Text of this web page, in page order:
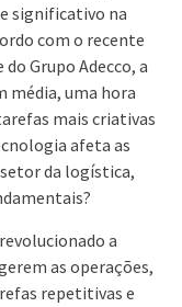
significativo na
com o recente
Grupo Adecco, a
média, uma hora
mais criativas
afeta as
da logística,
a
as operações,
repetitivas e